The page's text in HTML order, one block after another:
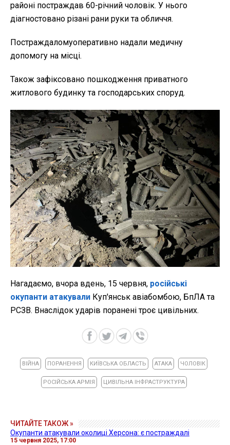
районі постраждав 60-річний чоловік. У нього
діагностовано різані рани руки та обличчя.
Постраждаломуоперативно надали медичну
допомогу на місці.
Також зафіксовано пошкодження приватного
житлового будинку та господарських споруд.
Нагадаємо, вчора вдень, 15 червня, російські
окупанти атакували Куп'янськ авіабомбою, БпЛА та
РСЗВ. Внаслідок ударів поранені троє цивільних.
ВІЙНА ПОРАНЕННЯ КИЇВСЬКА ОБЛАСТЬ АТАКА ЧОЛОВІК
РОСІЙСЬКА АРМІЯ ЦИВІЛЬНА ІНФРАСТРУКТУРА
ЧИТАЙТЕ ТАКОЖ »
Окупанти атакували околиці Херсона: є постраждалі
15 червня 2025, 17:00